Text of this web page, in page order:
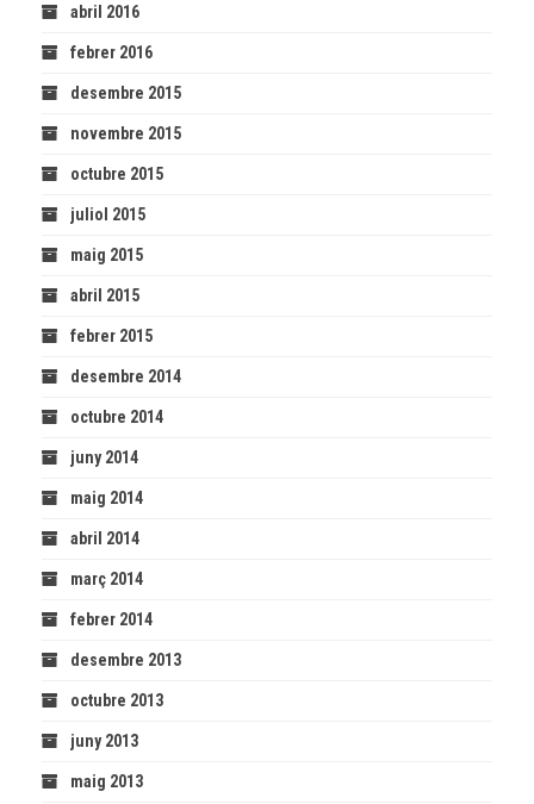
abril 2016
febrer 2016
desembre 2015
novembre 2015
octubre 2015
juliol 2015
maig 2015
abril 2015
febrer 2015
desembre 2014
octubre 2014
juny 2014
maig 2014
abril 2014
març 2014
febrer 2014
desembre 2013
octubre 2013
juny 2013
maig 2013